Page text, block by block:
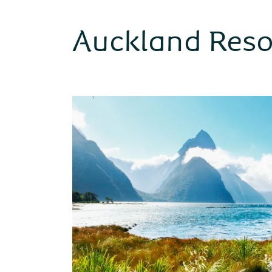
Auckland